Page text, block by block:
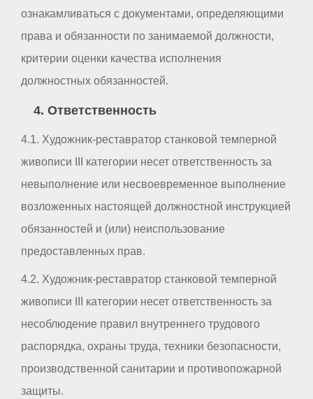
ознакамливаться с документами, определяющими
права и обязанности по занимаемой должности,
критерии оценки качества исполнения
должностных обязанностей.
4. Ответственность
4.1. Художник-реставратор станковой темперной
живописи III категории несет ответственность за
невыполнение или несвоевременное выполнение
возложенных настоящей должностной инструкцией
обязанностей и (или) неиспользование
предоставленных прав.
4.2. Художник-реставратор станковой темперной
живописи III категории несет ответственность за
несоблюдение правил внутреннего трудового
распорядка, охраны труда, техники безопасности,
производственной санитарии и противопожарной
защиты.